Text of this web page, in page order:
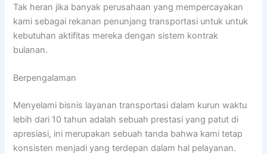
Tak heran jika banyak perusahaan yang mempercayakan
kami sebagai rekanan penunjang transportasi untuk untuk
kebutuhan aktifitas mereka dengan sistem kontrak
bulanan.
Berpengalaman
Menyelami bisnis layanan transportasi dalam kurun waktu
lebih dari 10 tahun adalah sebuah prestasi yang patut di
apresiasi, ini merupakan sebuah tanda bahwa kami tetap
konsisten menjadi yang terdepan dalam hal pelayanan.